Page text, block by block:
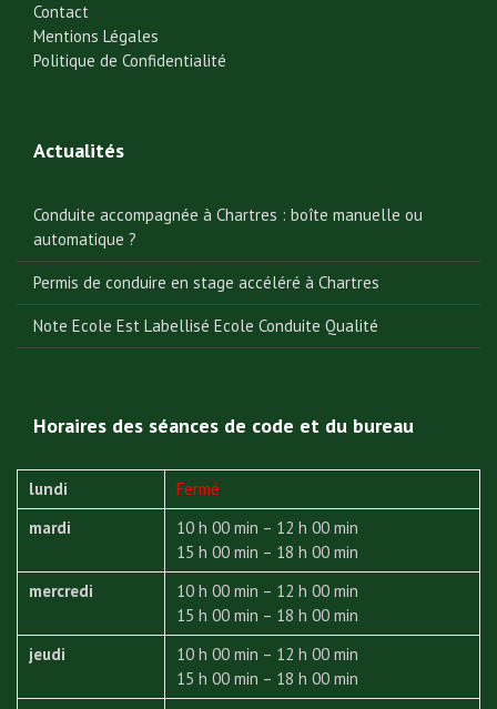
Contact
Mentions Légales
Politique de Confidentialité
Actualités
Conduite accompagnée à Chartres : boîte manuelle ou
automatique ?
Permis de conduire en stage accéléré à Chartres
Note Ecole Est Labellisé Ecole Conduite Qualité
Horaires des séances de code et du bureau
lundi
Fermé
mardi
10 h 00 min – 12 h 00 min
15 h 00 min – 18 h 00 min
mercredi
10 h 00 min – 12 h 00 min
15 h 00 min – 18 h 00 min
jeudi
10 h 00 min – 12 h 00 min
15 h 00 min – 18 h 00 min